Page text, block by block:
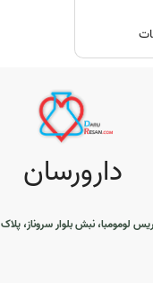
دارورسان
نبش بلوار سروناز، پلاک 29، طبقه اول